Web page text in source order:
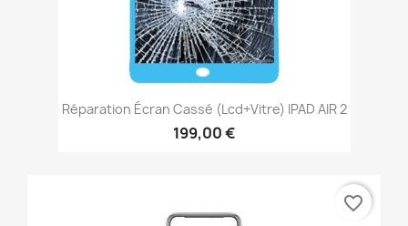
Réparation Écran Cassé (lcd+vitre) IPAD AIR 2
199,00 €
favorite_border